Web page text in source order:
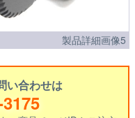
製品詳細画像5
い合わせは